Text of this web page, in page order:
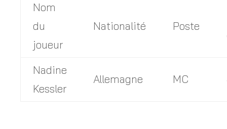
Nom
du
joueur
Nationalité Poste
Nadine
Kessler
Allemagne MC